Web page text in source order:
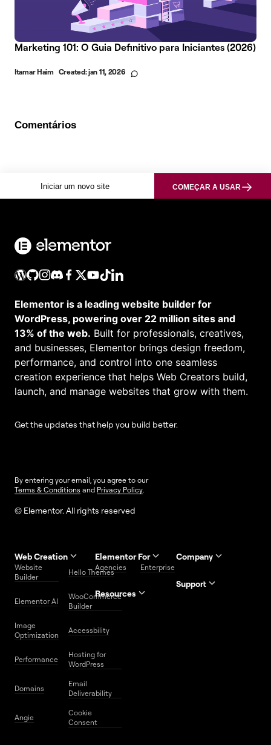
Marketing 101: O Guia Definitivo para Iniciantes (2026)
Itamar Haim Created:jan 11, 2026
Comentários
Iniciar um novo site COMEÇAR A USAR
Elementor is a leading website builder for
WordPress, powering over 22 million sites and
13% of the web. Built for professionals, creatives,
and businesses, Elementor brings design freedom,
performance, and control into one seamless
creation experience that helps Web Creators build,
launch, and manage websites that grow with them.
Get the updates that help you build better.
By entering your email, you agree to our
Terms & Conditions and Privacy Policy.
© Elementor. All rights reserved
Web Creation
Website
Builder
Hello Themes
Elementor AI
WooCommerce
Builder
Image
Optimization
Accessbility
Performance
Hosting for
WordPress
Domains
Email
Deliverability
Angie
Cookie
Consent
Elementor For
Agencies Enterprise
Resources
Website
Free
Elementor
Download
Utilities
Center
Company
Support